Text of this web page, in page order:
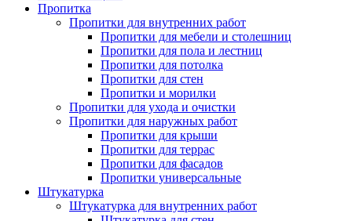
Пропитка
Пропитки для внутренних работ
Пропитки для мебели и столешниц
Пропитки для пола и лестниц
Пропитки для потолка
Пропитки для стен
Пропитки и морилки
Пропитки для ухода и очистки
Пропитки для наружных работ
Пропитки для крыши
Пропитки для террас
Пропитки для фасадов
Пропитки универсальные
Штукатурка
Штукатурка для внутренних работ